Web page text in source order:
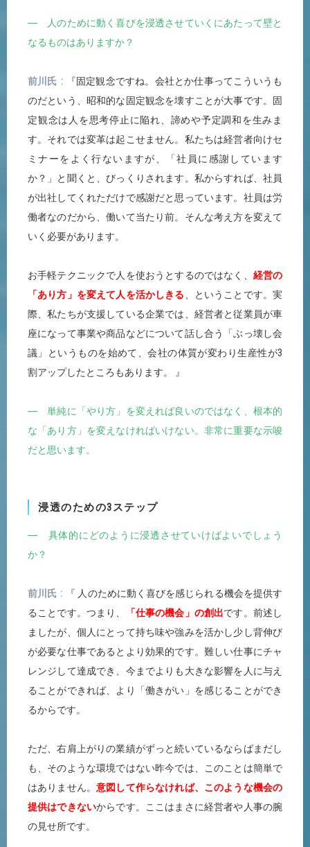
― 人のために動く喜びを浸透させていくにあたって壁と
なるものはありますか？
前川氏
『固定観念ですね。会社とか仕事ってこういうも
のだという、昭和的な固定観念を壊すことが大事です。固
定観念は人を思考停止に陥れ、諦めや予定調和を生みま
す。それでは変革は起こせません。私たちは経営者向けセ
ミナーをよく行ないますが、「社員に感謝しています
か？」と聞くと、びっくりされます。私からすれば、社員
が出社してくれただけで感謝だと思っています。社員は労
働者なのだから、働いて当たり前。そんな考え方を変えて
いく必要があります。
お手軽テクニックで人を使おうとするのではなく、 経営の
「あり方」を変えて人を活かしきる、ということです。実
際、私たちが支援している企業では、経営者と従業員が車
座になって事業や商品などについて話し合う「ぶっ壊し会
議」というものを始めて、会社の体質が変わり生産性が3
割アップしたところもあります。 』
― 単純に「やり方」を変えれば良いのではなく、根本的
な「あり方」を変えなければいけない。非常に重要な示唆
だと思います。
浸透のための3ステップ
― 具体的にどのように浸透させていけばよいでしょう
か？
前川氏
『 人のために動く喜びを感じられる機会を提供す
ることです。つまり、
「仕事の機会」の創出です。前述し
ましたが、個人にとって持ち味や強みを活かし少し背伸び
が必要な仕事であるとより効果的です。難しい仕事にチャ
レンジして達成でき、今までよりも大きな影響を人に与え
ることができれば、より「働きがい」を感じることができ
るからです。
ただ、右肩上がりの業績がずっと続いているならばまだし
も、そのような環境ではない昨今では、このことは簡単で
はありません。意図して作らなければ、このような機会の
提供はできないからです。ここはまさに経営者や人事の腕
の見せ所です。